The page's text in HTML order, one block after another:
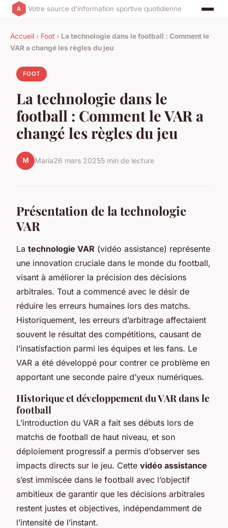
Votre source d'information sportive quotidienne
Accueil › Foot › La technologie dans le football : Comment le
VAR a changé les règles du jeu
FOOT
La technologie dans le
football : Comment le VAR a
changé les règles du jeu
M Maria26 mars 20255 min de lecture
Présentation de la technologie
VAR
La technologie VAR (vidéo assistance) représente
une innovation cruciale dans le monde du football,
visant à améliorer la précision des décisions
arbitrales. Tout a commencé avec le désir de
réduire les erreurs humaines lors des matchs.
Historiquement, les erreurs d’arbitrage affectaient
souvent le résultat des compétitions, causant de
l’insatisfaction parmi les équipes et les fans. Le
VAR a été développé pour contrer ce problème en
apportant une seconde paire d’yeux numériques.
Historique et développement du VAR dans le
football
L’introduction du VAR a fait ses débuts lors de
matchs de football de haut niveau, et son
déploiement progressif a permis d’observer ses
impacts directs sur le jeu. Cette vidéo assistance
s’est immiscée dans le football avec l’objectif
ambitieux de garantir que les décisions arbitrales
restent justes et objectives, indépendamment de
l’intensité de l’instant.